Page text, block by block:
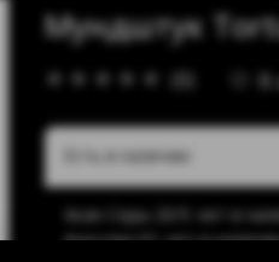
Мундштук
В
Есть в наличии:
Акан Серы 20/5: нет в
Аносова 91: нет в